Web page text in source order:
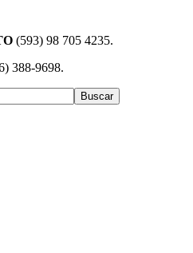
(593) 98 705 4235.
388-9698.